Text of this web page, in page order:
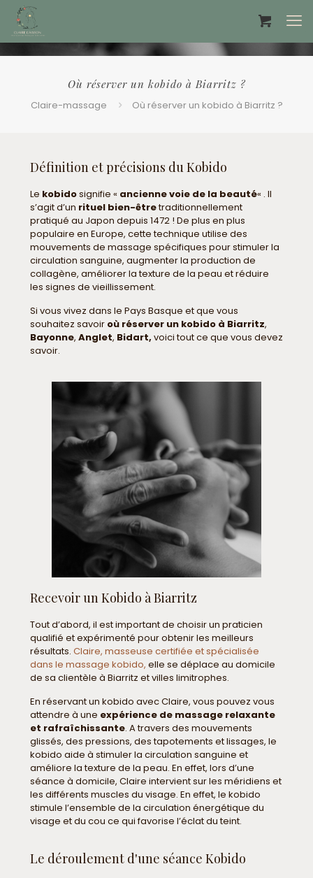
Où réserver un kobido à Biarritz ?
Claire-massage Où réserver un kobido à Biarritz ?
Définition et précisions du Kobido
Le kobidosignifie « ancienne voie de la beauté« . Il
s’agit d’un rituel bien-êtretraditionnellement
pratiqué au Japon depuis 1472 ! De plus en plus
populaire en Europe, cette technique utilise des
mouvements de massage spécifiques pour stimuler la
circulation sanguine, augmenter la production de
collagène, améliorer la texture de la peau et réduire
les signes de vieillissement.
Si vous vivez dans le Pays Basque et que vous
souhaitez savoir où réserver un kobido à Biarritz,
Bayonne, Anglet, Bidart, voici tout ce que vous devez
savoir.
Recevoir un Kobido à Biarritz
Tout d’abord, il est important de choisir un praticien
qualifié et expérimenté pour obtenir les meilleurs
résultats. Claire, masseuse certifiée et spécialisée
dans le massage kobido, elle se déplace au domicile
de sa clientèle à Biarritz et villes limitrophes.
En réservant un kobido avec Claire, vous pouvez vous
attendre à une expérience de massage relaxante
et rafraîchissante. A travers des mouvements
glissés, des pressions, des tapotements et lissages, le
kobido aide à stimuler la circulation sanguine et
améliore la texture de la peau. En effet, lors d’une
séance à domicile, Claire intervient sur les méridiens et
les différents muscles du visage. En effet, le kobido
stimule l’ensemble de la circulation énergétique du
visage et du cou ce qui favorise l’éclat du teint.
Le déroulement d'une séance Kobido
Offrir un bon cadeau ❤️